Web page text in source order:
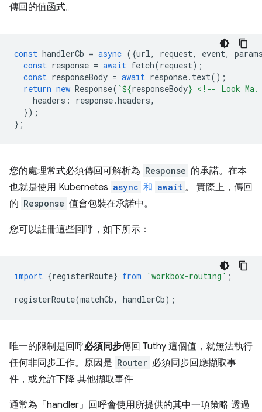
傳回的值函式。
const handlerCb = async ({url, request, event,
const response = await fetch(request);
const responseBody = await response. text();
return new Response( `${responseBody} <!-- Look Ma.
headers : response.headers,
});
};
您的處理常式必須傳回可解析為 Response 的承諾。在本
也就是使用 Kubernetes async 和 await 。 實際上，傳回
的 Response 值會包裝在承諾中。
您可以註冊這些回呼，如下所示：
import {registerRoute} from 'workbox-routing' ;
registerRoute(matchCb, handlerCb);
唯一的限制是回呼必須同步傳回 Tuthy 這個值，就無法執行
任何非同步工作。原因是 Router 必須同步回應擷取事
件，或允許下降 其他擷取事件
通常為「handler」回呼會使用所提供的其中一項策略 透過